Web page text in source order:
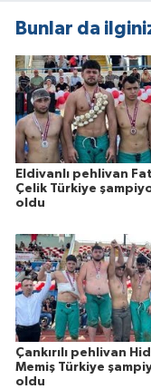
Bunlar da
Eldivanlı pehlivan
Çelik Türkiye
oldu
Çankırılı pehlivan
Memiş Türkiye
oldu